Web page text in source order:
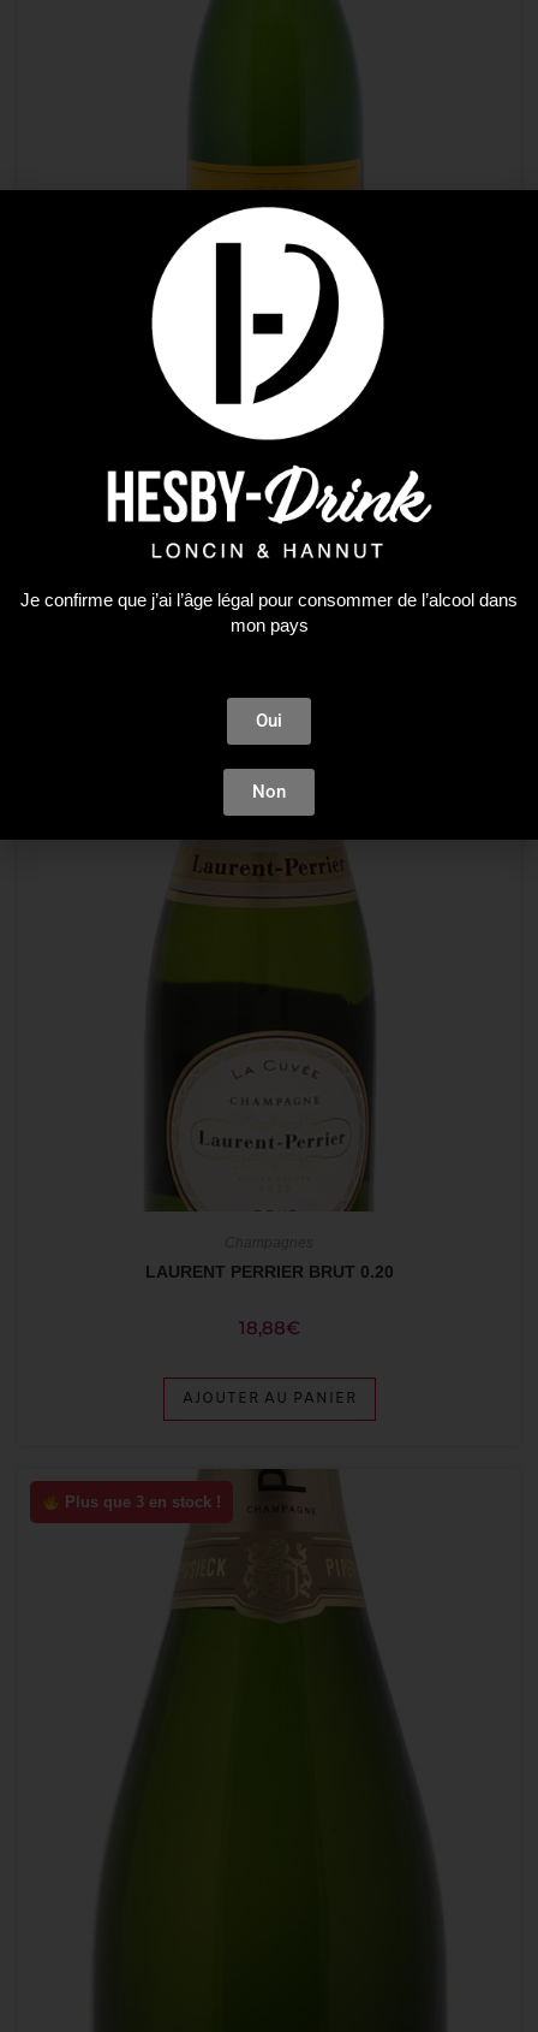
Champagnes
VEUVE CLICQUOT BRUT 1.5L
114,65
AJOUTER AU PANIER
LAURENT PERRIER BRUT 0.20
18,88€
AJOUTER AU PANIER
Plus que 3 en stock !
Je confirme que j’ai l’âge légal pour consommer de l’alcool dans
mon pays
Oui
Non